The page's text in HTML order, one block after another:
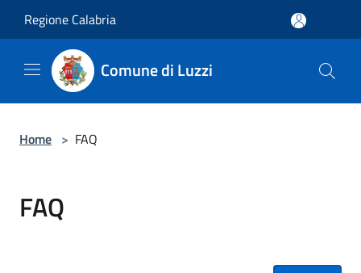
Regione Calabria
Comune di Luzzi
Home > FAQ
FAQ